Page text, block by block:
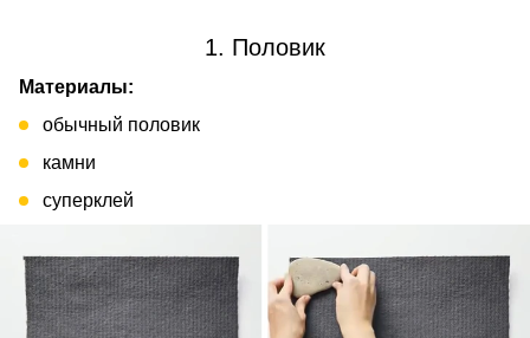
1. Половик
Материалы:
обычный половик
камни
суперклей